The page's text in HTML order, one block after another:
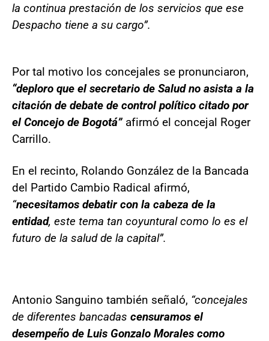
la continua prestación de los servicios que ese
Despacho tiene a su cargo”.
Por tal motivo los concejales se pronunciaron,
“deploro que el secretario de Salud no asista a la
citación de debate de control político citado por
el Concejo de Bogotá” afirmó el concejal Roger
Carrillo.
En el recinto, Rolando González de la Bancada
del Partido Cambio Radical afirmó,
“necesitamos debatir con la cabeza de la
entidad, este tema tan coyuntural como lo es el
futuro de la salud de la capital”.
Antonio Sanguino también señaló, “concejales
de diferentes bancadas censuramos el
desempeño de Luis Gonzalo Morales como